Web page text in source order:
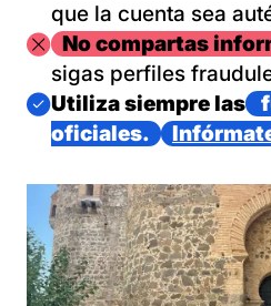
que la cuenta sea
ImagenNo compartas
sigas perfiles
Imagen
Utiliza siempre las
oficiales.